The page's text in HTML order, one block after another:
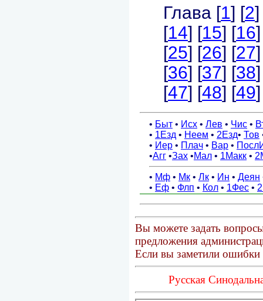
Вы можете задать
предложения
Если вы заметили ошибки
Русская